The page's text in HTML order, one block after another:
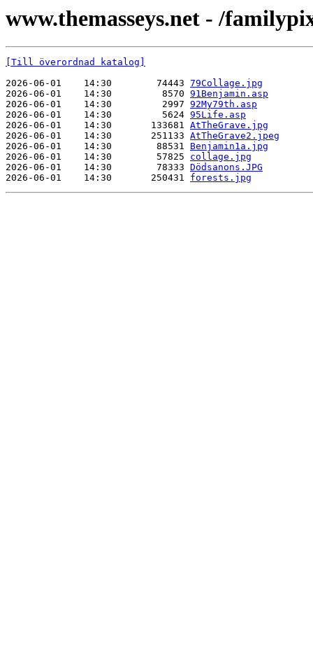
www.themasseys.net - /
[Till överordnad katalog]
2026-06-01    14:30        74443 79Collage.jpg
2026-06-01    14:30         8570 91Benjamin.asp
2026-06-01    14:30         2997 92My79th.asp
2026-06-01    14:30         5624 95Life.asp
2026-06-01    14:30       133681 AtTheGrave.jpg
2026-06-01    14:30       251133 AtTheGrave2.jpeg
2026-06-01    14:30        88531 Benjamin1a.jpg
2026-06-01    14:30        57825 collage.jpg
2026-06-01    14:30        78333 Dödsanons.JPG
2026-06-01    14:30       250431 forests.jpg